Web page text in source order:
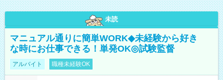
未読
マニュアル通りに簡単WORK◆未経験から好き
な時にお仕事できる！単発OK◎試験監督
アルバイト 職種未経験OK